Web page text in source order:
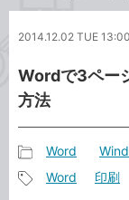
ネ
ト
2014.12.02 TUE 13:00
Wordで3ペー
方法
事
Word
Word 印刷